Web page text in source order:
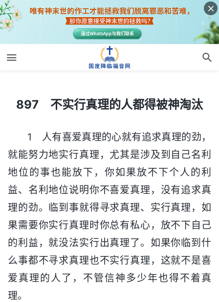
897 不实行真理的人都得被神淘汰
897 不实行真理的人都得被神淘汰
1 人有喜爱真理的心就有追求真理的劲，
就能努力地实行真理，尤其是涉及到自己名利
地位的事也能放下，你如果放不下个人的利
益、名利地位说明你不喜爱真理，没有追求真
理的劲。临到事就得寻求真理、实行真理，如
果需要你实行真理时你总有私心，放不下自己
的利益，就没法实行出真理了。如果你临到什
么事都不寻求真理也不实行真理，这就不是喜
爱真理的人了，不管信神多少年也得不着真
理。